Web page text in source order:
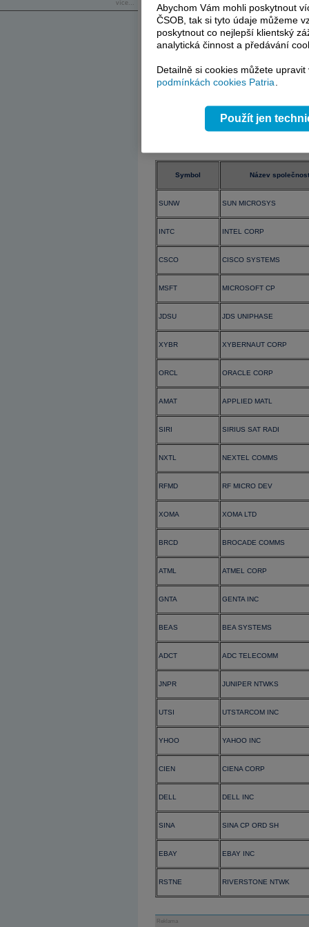
více...
SBC SBC COMMS
JPM JP MORGAN CHASE
WALT DISNEY CO
Symbol Název
SUNW SUN MICROSYS
INTC INTEL CORP
CSCO CISCO SYSTEMS
MSFT MICROSOFT CP
JDSU JDS UNIPHASE
XYBR XYBERNAUT CORP
ORCL ORACLE CORP
AMAT APPLIED MATL
SIRI SIRIUS SAT RADI
NXTL NEXTEL COMMS
RFMD RF MICRO DEV
XOMA XOMA LTD
BRCD BROCADE COMMS
ATML ATMEL CORP
GNTA GENTA INC
BEAS BEA SYSTEMS
ADCT ADC TELECOMM
JNPR JUNIPER NTWKS
UTSI UTSTARCOM INC
YHOO YAHOO INC
CIEN CIENA CORP
DELL DELL INC
SINA SINA CP ORD SH
EBAY EBAY INC
RSTNE RIVERSTONE NTWK
Reklama
Abychom Vám mohli poskytnout
ČSOB, tak si tyto údaje můžeme
poskytnout co nejlepší klientský
analytická činnost a předávání
Detailně si cookies můžete
podmínkách cookies Patria.
Použít jen